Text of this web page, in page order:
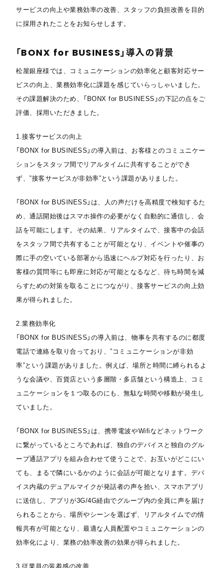
サービスの向上や業務効率の改善、スタッフの負担改善を目的
に採用されたことをお知らせします。
「BONX for BUSINESS」導入の背景
松屋銀座様では、コミュニケーションの効率化と顧客対応サー
ビスの向上、業務効率化に課題を感じていらっしゃいました。
その課題解決のため、「BONX for BUSINESS」の下記の点をご
評価、採用いただきました。
1.接客サービスの向上
「BONX for BUSINESS」の導入前は、お客様とのコミュニケー
ションをスタッフ間でリアルタイムに共有することができ
ず、”接客サービスが非効率”という課題がありました。
「BONX for BUSINESS」は、人の声だけを高精度で検知するた
め、通話開始後はスマホ操作の必要がなく自動的に通信し、会
話を可能にします。その結果、リアルタイムで、接客中の会話
をスタッフ間で共有することが可能となり、イベントや催事の
際に手の空いている部署から迅速にヘルプ対応を行ったり、お
客様の質問等にも即座に対応が可能となるなど、待ち時間を減
らすための対策を取ることにつながり、接客サービスの向上効
果が得られました。
2.業務効率化
「BONX for BUSINESS」の導入前は、物事を共有するのに都度
電話で連絡を取り合っており、”コミュニケーションが非効
率”という課題がありました。例えば、場所と時間に縛られるよ
うな会議や、百貨店という多層階・多店舗という構造上、コミ
ュニケーションを１つ取るのにも、無駄な時間や移動が発生し
ていました。
「BONX for BUSINESS」は、携帯電波やWifiなどネットワーク
に繋がっているところであれば、独自のデバイスと独自のグル
ープ通話アプリを組み合わせて使うことで、お互いがどこにい
ても、まるで隣にいるかのように会話が可能となります。デバ
イス内蔵のデュアルマイクが発話者の声を拾い、スマホアプリ
に送信し、アプリが3G/4G経由でグループ内の全員に声を届け
られることから、場所やシーンを選ばず、リアルタイムでの情
報共有が可能となり、最適な人員配置やコミュニケーションの
効率化により、業務の効率改善の効果が得られました。
3.従業員の装着感の改善